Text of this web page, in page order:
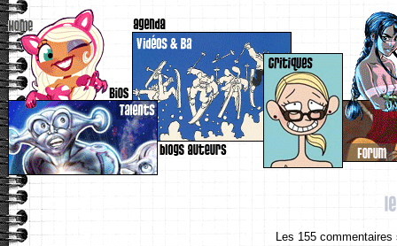
Les 155